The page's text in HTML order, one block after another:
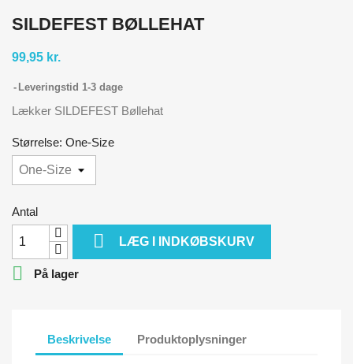
SILDEFEST BØLLEHAT
99,95 kr.
Leveringstid 1-3 dage
Lækker SILDEFEST Bøllehat
Størrelse: One-Size
Antal
 LÆG I INDKØBSKURV
 På lager
Beskrivelse Produktoplysninger